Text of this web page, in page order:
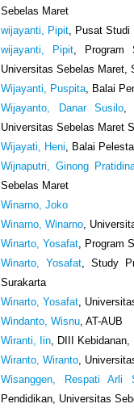
Sebelas Maret
wijayanti, Pipit, Pusat Studi
wijayanti, Pipit, Program
Universitas Sebelas Maret,
Wijayanti, Puspita, Balai
Wijayanto, Danar Susilo,
Universitas Sebelas Maret
Wijayati, Heni, Balai
Wijnaputri, Ginong
Sebelas Maret
Winarno, Joko
Winarno, Winarno,
Winarto, Yosafat, Program
Winarto, Yosafat, Study
Surakarta
Winarto, Yosafat,
Windanto, Wisnu, AT-AUB
Wiranti, Iin, DIII
Wiranto, Wiranto,
Wisanggen, Respati Arli
Pendidikan, Universitas